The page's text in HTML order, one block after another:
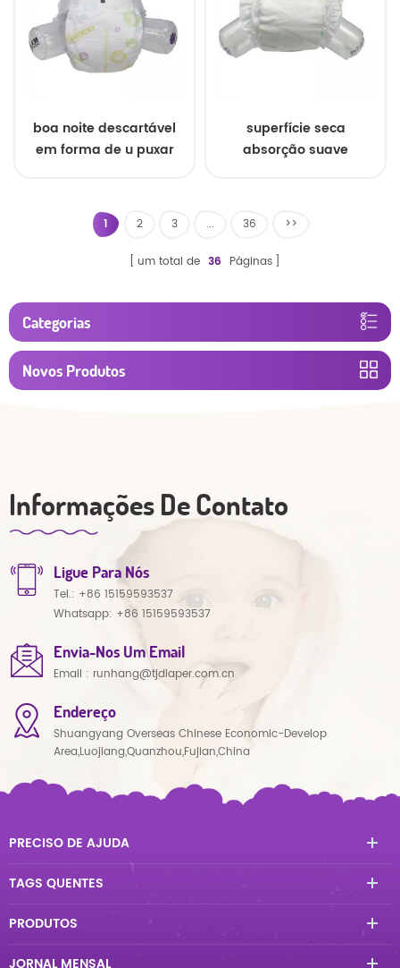
boa noite descartável
em forma de u puxar
superfície seca
absorção suave
1 2 3 ... 36 >>
um total de 36 Páginas
Categorias
Novos Produtos
Informações De Contato
Ligue Para Nós
Tel.: +86 15159593537
Whatsapp: +86 15159593537
Envia-Nos Um Email
Email : runhang@tjdiaper.com.cn
Endereço
Shuangyang Overseas Chinese Economic-Develop
Area,Luojiang,Quanzhou,Fujian,China
PRECISO DE AJUDA
TAGS QUENTES
PRODUTOS